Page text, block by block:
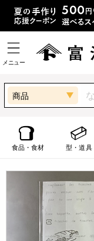
メニュー
商品
食品・食材 型・道具